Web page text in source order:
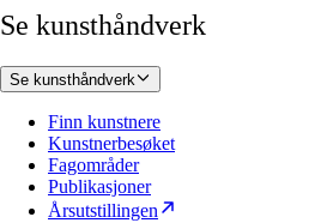
Se kunsthåndverk
Se kunsthåndverk
Finn kunstnere
Kunstnerbesøket
Fagområder
Publikasjoner
Årsutstillingen